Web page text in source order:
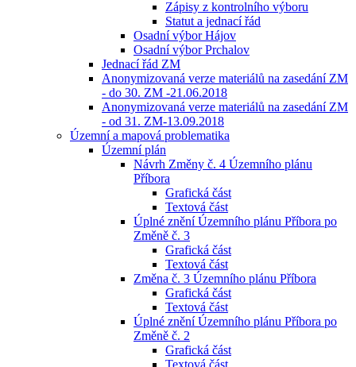
Zápisy z kontrolního výboru
Statut a jednací řád
Osadní výbor Hájov
Osadní výbor Prchalov
Jednací řád ZM
Anonymizovaná verze materiálů na zasedání ZM
- do 30. ZM -21.06.2018
Anonymizovaná verze materiálů na zasedání ZM
- od 31. ZM-13.09.2018
Územní a mapová problematika
Územní plán
Návrh Změny č. 4 Územního plánu
Příbora
Grafická část
Textová část
Úplné znění Územního plánu Příbora po
Změně č. 3
Grafická část
Textová část
Změna č. 3 Územního plánu Příbora
Grafická část
Textová část
Úplné znění Územního plánu Příbora po
Změně č. 2
Grafická část
Textová část